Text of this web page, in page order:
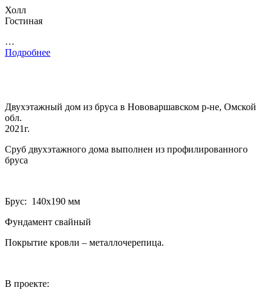
Холл
Гостиная
…
Подробнее
Двухэтажный дом из бруса в Нововаршавском р-не, Омской
обл.
2021г.
Сруб двухэтажного дома выполнен из профилированного
бруса
Брус: 140­х190 мм
Фундамент свайный
Покрытие кровли – металлочерепица.
В проекте: